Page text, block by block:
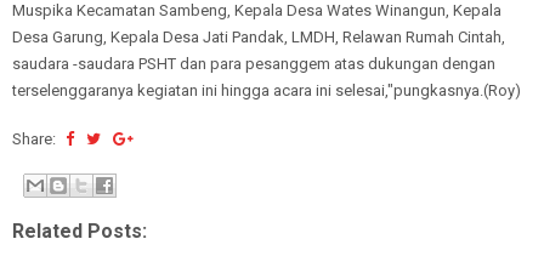
Muspika Kecamatan Sambeng, Kepala Desa Wates Winangun, Kepala
Desa Garung, Kepala Desa Jati Pandak, LMDH, Relawan Rumah Cintah,
saudara -saudara PSHT dan para pesanggem atas dukungan dengan
terselenggaranya kegiatan ini hingga acara ini selesai,"pungkasnya.(Roy)
Share:
Related Posts: